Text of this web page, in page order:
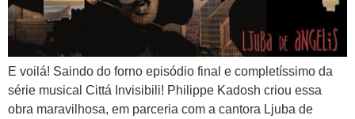
E voilá! Saindo do forno episódio final e completíssimo da
série musical Cittá Invisibili! Philippe Kadosh criou essa
obra maravilhosa, em parceria com a cantora Ljuba de
Três décadas de
Mawaca!
Uma página especial para comemorar nossos 30
anos de estrada.